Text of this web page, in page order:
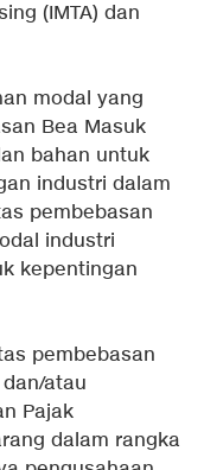
(IMTA) dan
modal yang
Bea Masuk
bahan untuk
industri dalam
pembebasan
industri
kepentingan
pembebasan
atau
Pajak
dalam rangka